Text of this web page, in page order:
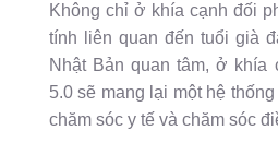
Không chỉ ở khía cạnh đối
tính liên quan đến tuổi già
Nhật Bản quan tâm, ở khía
5.0 sẽ mang lại một hệ
chăm sóc y tế và chăm sóc